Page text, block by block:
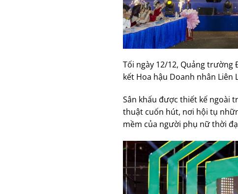
Tối ngày 12/12, Quảng trường
kết Hoa hậu Doanh nhân
Sân khấu được thiết kế ngoài
thuật cuốn hút, nơi hội tụ
mềm của người phụ nữ thời